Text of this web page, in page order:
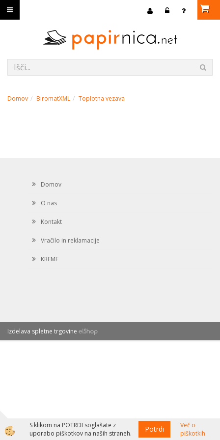
Domov BiromatXML Toplotna vezava
Domov
O nas
Kontakt
Vračilo in reklamacije
KREME
Izdelava spletne trgovine
S klikom na POTRDI soglašate z
uporabo piškotkov na naših straneh.
Potrdi
Več o
piškotkih